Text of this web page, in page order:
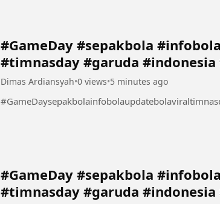
#GameDay #sepakbola
#timnasday #garuda #indonesia
Dimas Ardiansyah•0 views•5 minutes ago
#GameDay #sepakbola
#timnasday #garuda #indonesia